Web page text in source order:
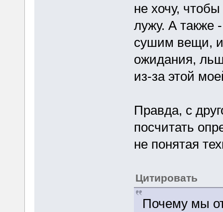
не хочу, чтобы
лужу. А также
сушим вещи, и
ожидания,
из-за этой
Правда, с
посчитать
не понятая
Цитировать
Почему мы